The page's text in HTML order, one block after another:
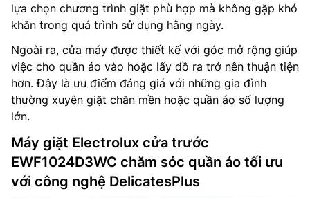
lựa chọn chương trình giặt phù hợp mà không gặp khó
khăn trong quá trình sử dụng hằng ngày.
Ngoài ra, cửa máy được thiết kế với góc mở rộng giúp
việc cho quần áo vào hoặc lấy đồ ra trở nên thuận tiện
hơn. Đây là ưu điểm đáng giá với những gia đình
thường xuyên giặt chăn mền hoặc quần áo số lượng
lớn.
Máy giặt Electrolux cửa trước
EWF1024D3WC chăm sóc quần áo tối ưu
với công nghệ DelicatesPlus